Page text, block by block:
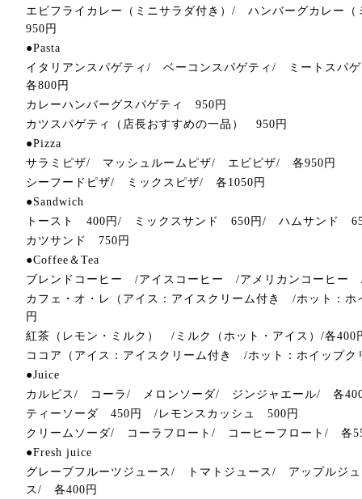
エビフライカレー（ミニサラダ付き）/ ハンバーグカレ
950円
●Pasta
イタリアンスパゲティ/ ベーコンスパゲティ/ ミートスパ
各800円
カレーハンバーグスパゲティ 950円
カツスパゲティ（店長おすすめの一品） 950円
●Pizza
サラミピザ/ マッシュルームピザ/ エビピザ/ 各950円
シーフードピザ/ ミックスピザ/ 各1050円
●Sandwich
トースト 400円/ ミックスサンド 650円/ ハムサンド
カツサンド 750円
●Coffee＆Tea
ブレンドコーヒー /アイスコーヒー /アメリカンコーヒー
カフェ・オ・レ（アイス：アイスクリーム付き /ホット：ホ
円
紅茶（レモン・ミルク） /ミルク（ホット・アイス）/各400
ココア（アイス：アイスクリーム付き /ホット：ホイップク
●Juice
カルピス/ コーラ/ メロンソーダ/ ジンジャエール/ 各
ティーソーダ 450円 /レモンスカッシュ 500円
クリームソーダ/ コーラフロート/ コーヒーフロート/ 各
●Fresh juice
グレープフルーツジュース/ トマトジュース/ アップルジ
ス/ 各400円